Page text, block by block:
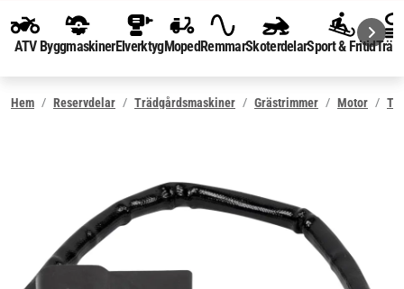
ATV ByggmaskinerElverktygMopedRemmarSkoterdelarSport & Fritid
Hem Reservdelar Trädgårdsmaskiner Grästrimmer Motor